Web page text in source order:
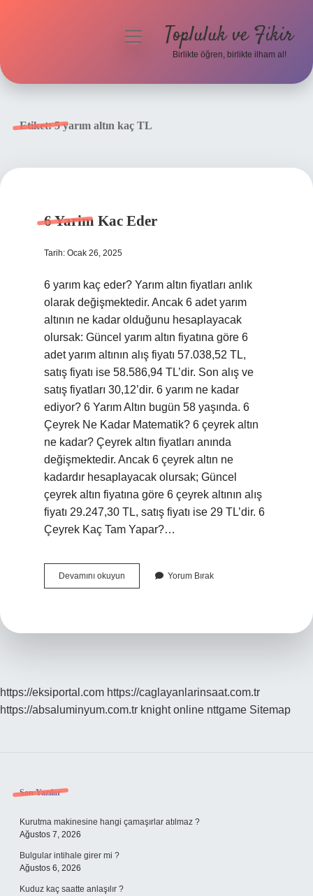
menüyüTopluluk ve Fikir
Birlikte öğren, birlikte ilham al!
Etiket:5 yarım altın kaç TL
6 Yarim Kac Eder
Tarih: Ocak 26, 2025
6 yarım kaç eder? Yarım altın fiyatları anlık
olarak değişmektedir. Ancak 6 adet yarım
altının ne kadar olduğunu hesaplayacak
olursak: Güncel yarım altın fiyatına göre 6
adet yarım altının alış fiyatı 57.038,52 TL,
satış fiyatı ise 58.586,94 TL’dir. Son alış ve
satış fiyatları 30,12’dir. 6 yarım ne kadar
ediyor? 6 Yarım Altın bugün 58 yaşında. 6
Çeyrek Ne Kadar Matematik? 6 çeyrek altın
ne kadar? Çeyrek altın fiyatları anında
değişmektedir. Ancak 6 çeyrek altın ne
kadardır hesaplayacak olursak; Güncel
çeyrek altın fiyatına göre 6 çeyrek altının alış
fiyatı 29.247,30 TL, satış fiyatı ise 29 TL’dir. 6
Çeyrek Kaç Tam Yapar?…
Devamını okuyun
Yarim
Yorum Bırak
https://eksiportal.com https://caglayanlarinsaat.com.tr
https://absaluminyum.com.tr knight online nttgame Sitemap
Sidebar
Son Yazılar
Kurutma makinesine hangi çamaşırlar atılmaz ?
Ağustos 7, 2026
Bulgular intihale girer mi ?
Ağustos 6, 2026
Kuduz kaç saatte anlaşılır ?